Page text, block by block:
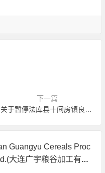
下一篇
Guangyu Cereals Proc
大连广宇粮谷加工有限